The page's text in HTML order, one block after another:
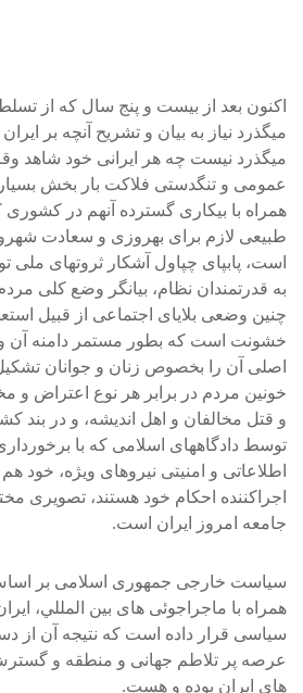
اکنون بعد از بيست و پنج سال که از
ميگذرد نياز به بيان و تشريح آنچه بر
ميگذرد نيست چه هر ايرانی خود شاهد
عمومی و تنگدستی فلاکت بار بخش
همراه با بيکاری گسترده آنهم در کشوری
طبيعی لازم برای بهروزی و سعادت
است، پابپای چپاول آشکار ثروتهای
به قدرتمندان نظام، بيانگر وضع کلی
چنين وضعی بلايای اجتماعی از قبيل
خشونت است که بطور مستمر دامنه آن
اصلی آن را بخصوص زنان و جوانان
خونين مردم در برابر هر نوع اعتراض و
و قتل مخالفان و اهل انديشه، و در بند
توسط دادگاههای اسلامی که با
اطلاعاتی و امنيتی نيروهای ويژه، خود
اجراکننده احکام خود هستند، تصويری
جامعه امروز ايران است.
سياست خارجی جمهوری اسلامی بر
همراه با ماجراجوئی های بين المللي،
سياسی قرار داده است که نتيجه آن از
عرصه پر تلاطم جهانی و منطقه و
های ايران بوده و هست.